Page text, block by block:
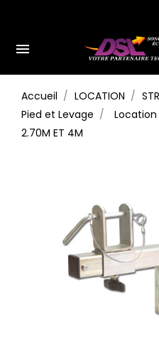

Accueil LOCATION
Pied et Levage
Location
2.70M ET 4M